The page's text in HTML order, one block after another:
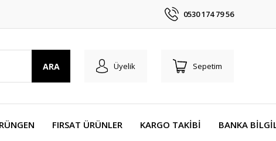
0530 174 79 56
ARA Üyelik Sepetim
FIRSAT ÜRÜNLER KARGO TAKİBİ BANKA